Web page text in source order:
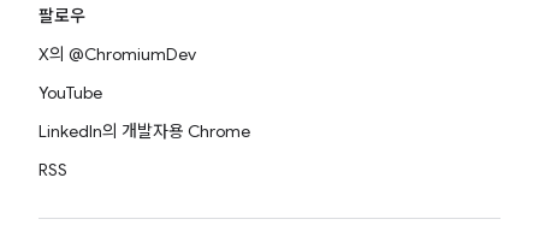
팔로우
X의 @ChromiumDev
YouTube
LinkedIn의 개발자용 Chrome
RSS